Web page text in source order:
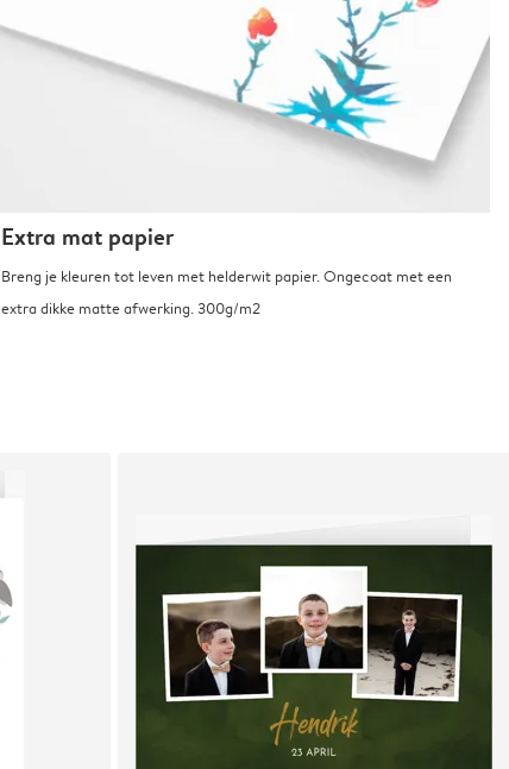
Extra mat papier
Breng je kleuren tot leven met helderwit papier. Ongecoat met een
extra dikke matte afwerking. 300g/m2